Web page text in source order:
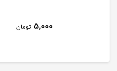
5,000 تومان